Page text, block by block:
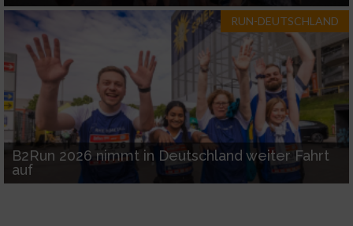
RUN-DEUTSCHLAND
B2Run 2026 nimmt in Deutschland weiter Fahrt
auf